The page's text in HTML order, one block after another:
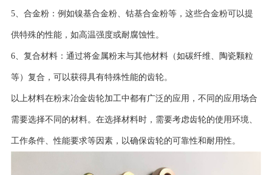
5、合金粉：例如镍基合金粉、钴基合金粉等，这些合金粉可以提
供特殊的性能，如高温强度或耐腐蚀性。
6、复合材料：通过将金属粉末与其他材料（如碳纤维、陶瓷颗粒
等）复合，可以获得具有特殊性能的齿轮。
以上材料在粉末冶金齿轮加工中都有广泛的应用，不同的应用场合
需要选择不同的材料。在选择材料时，需要考虑齿轮的使用环境、
工作条件、性能要求等因素，以确保齿轮的可靠性和耐用性。